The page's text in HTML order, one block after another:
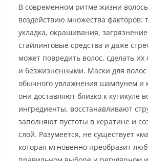
В современном ритме жизни
воздействию множества факторов:
укладка, окрашивания, загрязнение
стайлинговые средства и даже
может повредить волос, сделать
и безжизненными. Маски для волос
обычного увлажнения шампунем и
они доставляют близко к кутикуле
ингредиенты, восстанавливают
заполняют пустоты в кератине и
слой. Разумеется, не существует
которая мгновенно преобразит